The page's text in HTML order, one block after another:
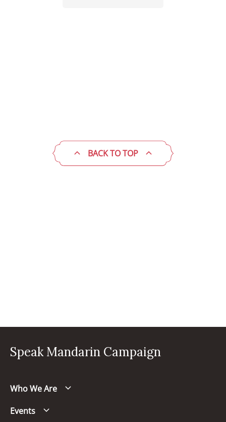
BACK TO TOP
Speak Mandarin Campaign
Who We Are
Events